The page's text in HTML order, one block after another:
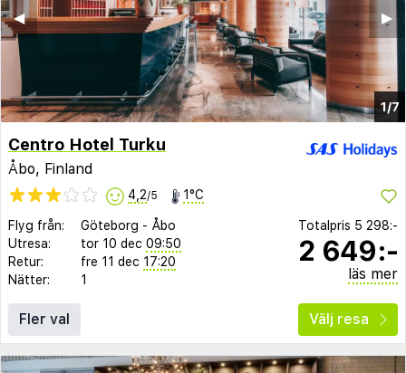
1/7
▶︎
◀︎
Centro Hotel Turku
Åbo, Finland
4,2/5 1°C
Flyg från: Göteborg - Åbo
Utresa:
tor 10 dec 09:50
Retur:
fre 11 dec 17:20
Nätter:
1
Totalpris 5 298:-
2 649:-
läs mer
Fler val Välj resa